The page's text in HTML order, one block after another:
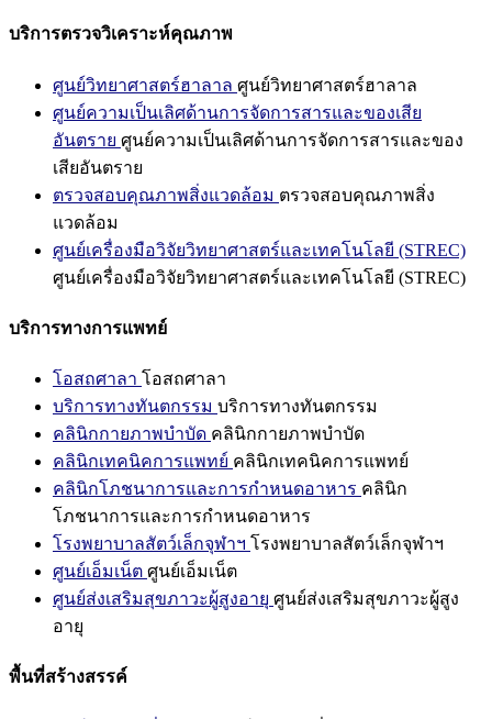
บริการตรวจวิเคราะห์คุณภาพ
ศูนย์วิทยาศาสตร์ฮาลาล ศูนย์วิทยาศาสตร์ฮาลาล
ศูนย์ความเป็นเลิศด้านการจัดการสารและของเสีย
อันตราย ศูนย์ความเป็นเลิศด้านการจัดการสารและของ
เสียอันตราย
ตรวจสอบคุณภาพสิ่งแวดล้อม ตรวจสอบคุณภาพสิ่ง
แวดล้อม
ศูนย์เครื่องมือวิจัยวิทยาศาสตร์และเทคโนโลยี (STREC)
ศูนย์เครื่องมือวิจัยวิทยาศาสตร์และเทคโนโลยี (STREC)
บริการทางการแพทย์
โอสถศาลา โอสถศาลา
บริการทางทันตกรรม บริการทางทันตกรรม
คลินิกกายภาพบำบัด คลินิกกายภาพบำบัด
คลินิกเทคนิคการแพทย์ คลินิกเทคนิคการแพทย์
คลินิกโภชนาการและการกำหนดอาหาร คลินิก
โภชนาการและการกำหนดอาหาร
โรงพยาบาลสัตว์เล็กจุฬาฯ โรงพยาบาลสัตว์เล็กจุฬาฯ
ศูนย์เอ็มเน็ต ศูนย์เอ็มเน็ต
ศูนย์ส่งเสริมสุขภาวะผู้สูงอายุ ศูนย์ส่งเสริมสุขภาวะผู้สูง
อายุ
พื้นที่สร้างสรรค์